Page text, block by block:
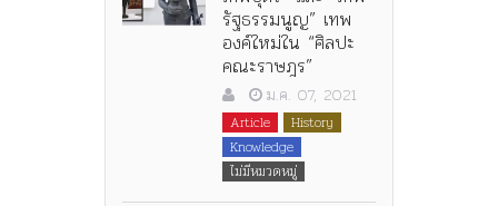
รัฐธรรมนูญ” เทพ
องค์ใหม่ใน “ศิลปะ
คณะราษฎร”
ม.ค. 07, 2021
Article
History
Knowledge
ไม่มีหมวดหมู่